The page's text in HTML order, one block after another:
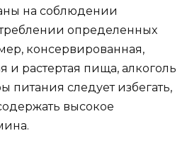
на соблюдении
определенных
консервированная,
и растертая пища, алкоголь
питания следует избегать,
высокое